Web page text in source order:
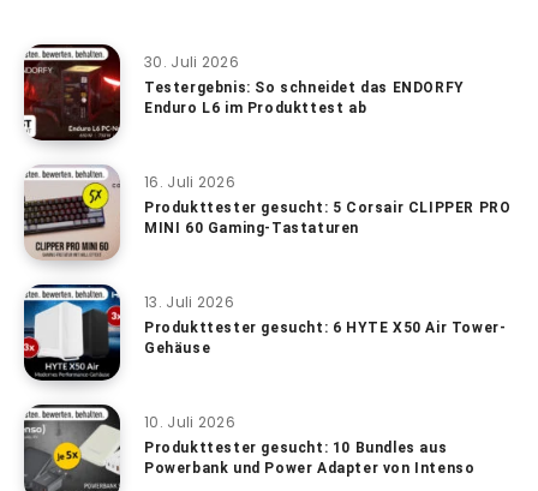
30. Juli 2026
Testergebnis: So schneidet das ENDORFY
Enduro L6 im Produkttest ab
16. Juli 2026
Produkttester gesucht: 5 Corsair CLIPPER PRO
MINI 60 Gaming-Tastaturen
13. Juli 2026
Produkttester gesucht: 6 HYTE X50 Air Tower-
Gehäuse
10. Juli 2026
Produkttester gesucht: 10 Bundles aus
Powerbank und Power Adapter von Intenso